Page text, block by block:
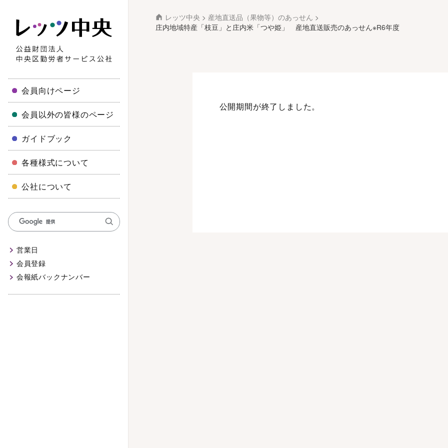
会員向けページ
会員以外の皆様のページ
ガイドブック
各種様式について
公社について
営業日
会員登録
会報紙バックナンバー
レッツ中央 > 産地直送品（果物等）のあっせん >
庄内地域特産「枝豆」と庄内米「つや姫」 産地直送販売のあっせん※R6年度
公開期間が終了しました。